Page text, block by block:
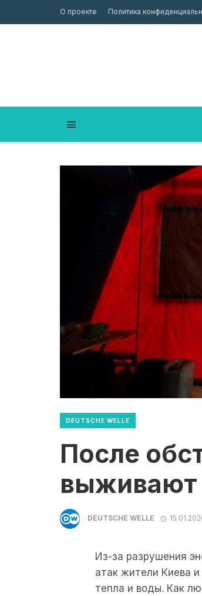
О проекте Политика
DEUTSCHE WELLE
После
выживают
DEUTSCHE WELLE
Из-за разрушения
атак жители Киева
тепла и воды. Как